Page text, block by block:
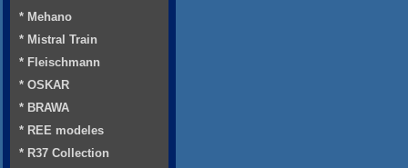
* Mehano
* Mistral Train
* Fleischmann
* OSKAR
* BRAWA
* REE modeles
* R37 Collection